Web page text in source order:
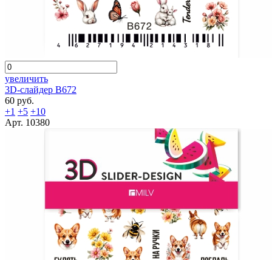
увеличить
3D-слайдер B672
60 руб.
+1 +5 +10
Арт. 10380